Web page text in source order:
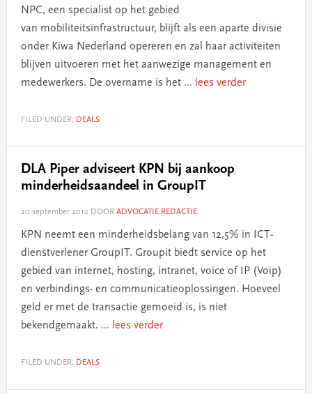
NPC, een specialist op het gebied
van mobiliteitsinfrastructuur, blijft als een aparte divisie
onder Kiwa Nederland opereren en zal haar activiteiten
blijven uitvoeren met het aanwezige management en
medewerkers. De overname is het ... lees verder
FILED UNDER: DEALS
DLA Piper adviseert KPN bij aankoop
minderheidsaandeel in GroupIT
20 september 2012DOOR ADVOCATIE REDACTIE
KPN neemt een minderheidsbelang van 12,5% in ICT-
dienstverlener GroupIT. Groupit biedt service op het
gebied van internet, hosting, intranet, voice of IP (Voip)
en verbindings- en communicatieoplossingen. Hoeveel
geld er met de transactie gemoeid is, is niet
bekendgemaakt. ... lees verder
FILED UNDER: DEALS